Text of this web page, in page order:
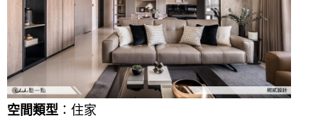
空間類型 ：住家
裝潢圖紙免費健檢
辦公室
其他
21~30坪
31~50坪
51坪以上
現代
簡約
休閒
北歐
預算
150萬以內
151萬~250萬
251萬以上
新北市
桃園 新竹 竹北
台中
台南 高雄
你家我家 Podcast
虛擬線上裝潢
房屋仲介方案
室內設計師方案
裝潢輕鬆點
2房2聽 - 基本版
綠建材
居家風水
老屋翻新
主題精選
線上賞屋
北部
台北市
新北市
徵設計師